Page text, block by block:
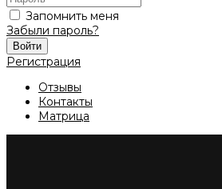
Запомнить меня
Забыли пароль?
Войти
Регистрация
Отзывы
Контакты
Матрица